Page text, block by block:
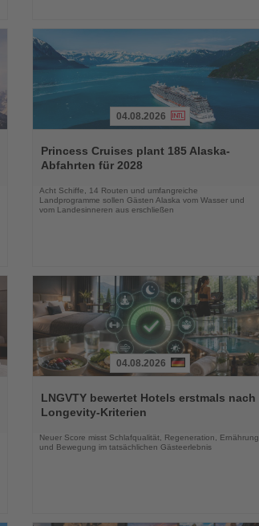
Sie
die
04.08.2026
Princess Cruises plant 185 Alaska-
Abfahrten für 2028
Acht Schiffe, 14 Routen und umfangreiche
Landprogramme sollen Gästen Alaska vom Wasser und
vom Landesinneren aus erschließen
Sie
die
Nachrichten
04.08.2026
LNGVTY bewertet Hotels erstmals nach
Longevity-Kriterien
Neuer Score misst Schlafqualität, Regeneration, Ernährung
und Bewegung im tatsächlichen Gästeerlebnis